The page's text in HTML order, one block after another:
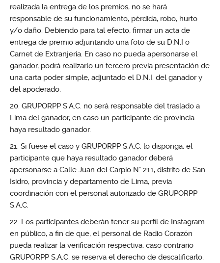
realizada la entrega de los premios, no se hará
responsable de su funcionamiento, pérdida, robo, hurto
y/o daño. Debiendo para tal efecto, firmar un acta de
entrega de premio adjuntando una foto de su D.N.I o
Carnet de Extranjería. En caso no pueda apersonarse el
ganador, podrá realizarlo un tercero previa presentación de
una carta poder simple, adjuntado el D.N.I. del ganador y
del apoderado.
GRUPORPP S.A.C. no será responsable del traslado a
Lima del ganador, en caso un participante de provincia
haya resultado ganador.
Si fuese el caso y GRUPORPP S.A.C. lo disponga, el
participante que haya resultado ganador deberá
apersonarse a Calle Juan del Carpio N° 211, distrito de San
Isidro, provincia y departamento de Lima, previa
coordinación con el personal autorizado de GRUPORPP
S.A.C.
Los participantes deberán tener su perfil de Instagram
en público, a fin de que, el personal de Radio Corazón
pueda realizar la verificación respectiva, caso contrario
GRUPORPP S.A.C. se reserva el derecho de descalificarlo.